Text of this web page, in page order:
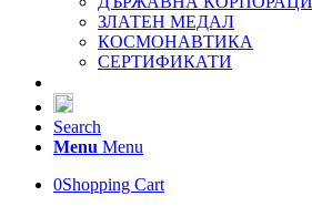
ЗЛАТЕН МЕДАЛ
КОСМОНАВТИКА
СЕРТИФИКАТИ
Search
Menu Menu
0Shopping Cart